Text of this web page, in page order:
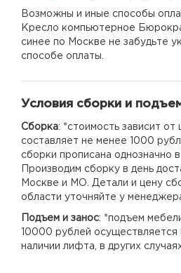
Возможны и иные способы
Кресло компьютерное
синее по Москве не забудьте
способе оплаты.
Условия сборки и
Сборка: *стоимость зависит от
составляет не менее 1000
сборки прописана однозначно
Производим сборку в день
Москве и МО. Детали и цену
области уточняйте у
Подъем и занос: *подъем
10000 рублей осуществляется
наличии лифта, в других